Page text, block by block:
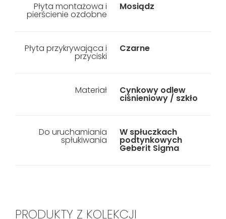
Płyta montażowa i
pierścienie ozdobne
Mosiądz
Płyta przykrywająca i
przyciski
Czarne
Materiał Cynkowy odlew
ciśnieniowy / szkło
Do uruchamiania
spłukiwania
W spłuczkach
podtynkowych
Geberit Sigma
PRODUKTY Z KOLEKCJI